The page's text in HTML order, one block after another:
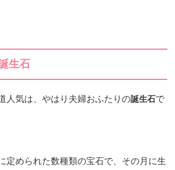
生石
人気は、やはり夫婦おふたりの誕生石で
定められた数種類の宝石で、その月に生